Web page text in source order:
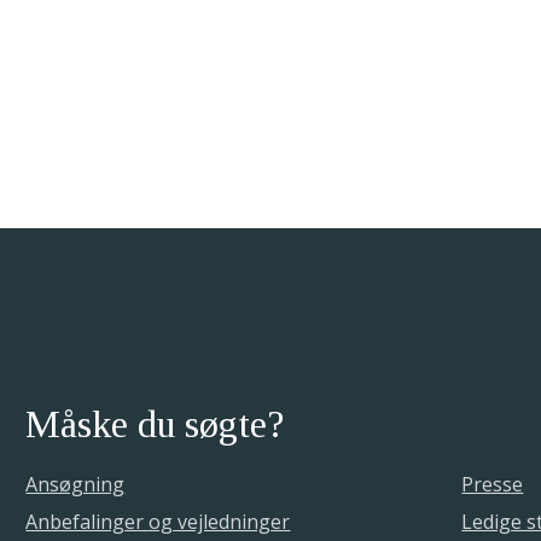
Måske du søgte?
Ansøgning
Anbefalinger og vejledninger
Presse
Ledige